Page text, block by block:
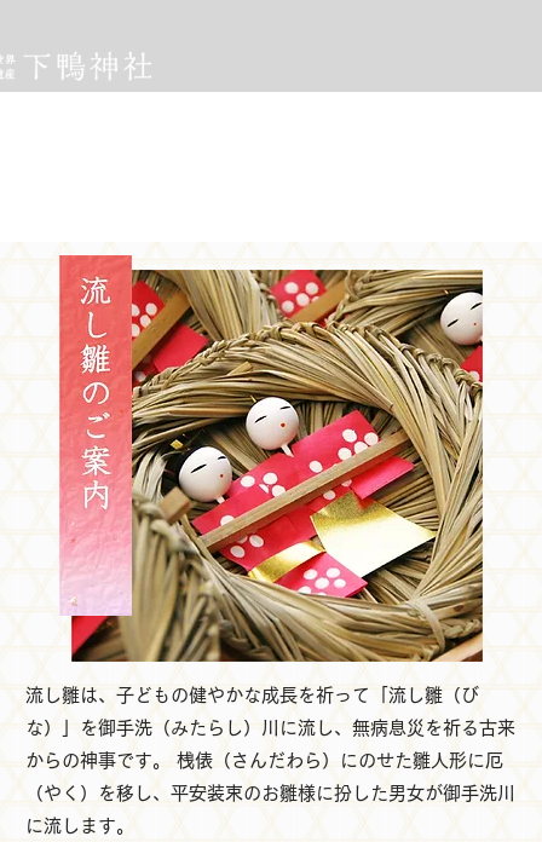
流し雛は、子どもの健やかな成長を祈って「流し雛（び
な）」を御手洗（みたらし）川に流し、無病息災を祈る古来
からの神事です。 桟俵（さんだわら）にのせた雛人形に厄
（やく）を移し、平安装束のお雛様に扮した男女が御手洗川
に流します。